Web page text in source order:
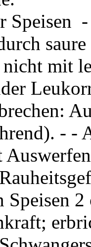
Speisen
mit
- -
Speisen